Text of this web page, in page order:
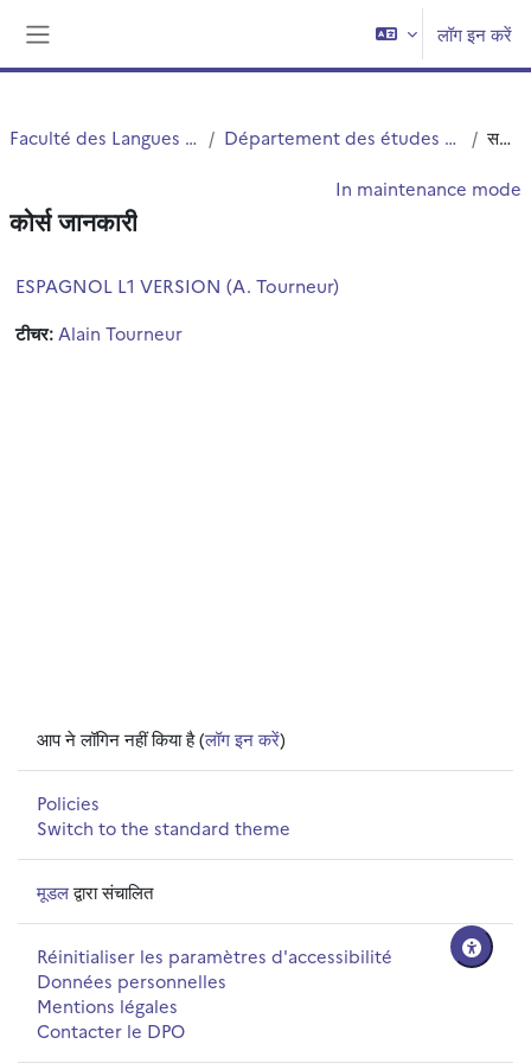
लॉग इन करें
Faculté des Langues Cultures et Sociétés (FLCS) Département des études romanes, slaves et orientales (ERSO) सन्क्षिप्त विवरण
In maintenance mode
कोर्स जानकारी
ESPAGNOL L1 VERSION (A. Tourneur)
टीचर: Alain Tourneur
आप ने लॉगिन नहीं किया है (लॉग इन करें)
Policies
Switch to the standard theme
मूडलद्वारा संचालित
Réinitialiser les paramètres d'accessibilité
Données personnelles
Mentions légales
Contacter le DPO